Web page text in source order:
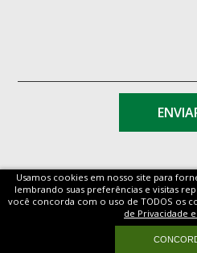
MAPA
Usamos cookies em nosso site para
lembrando suas preferências e visitas
você concorda com o uso de TODOS os
de Privacidade